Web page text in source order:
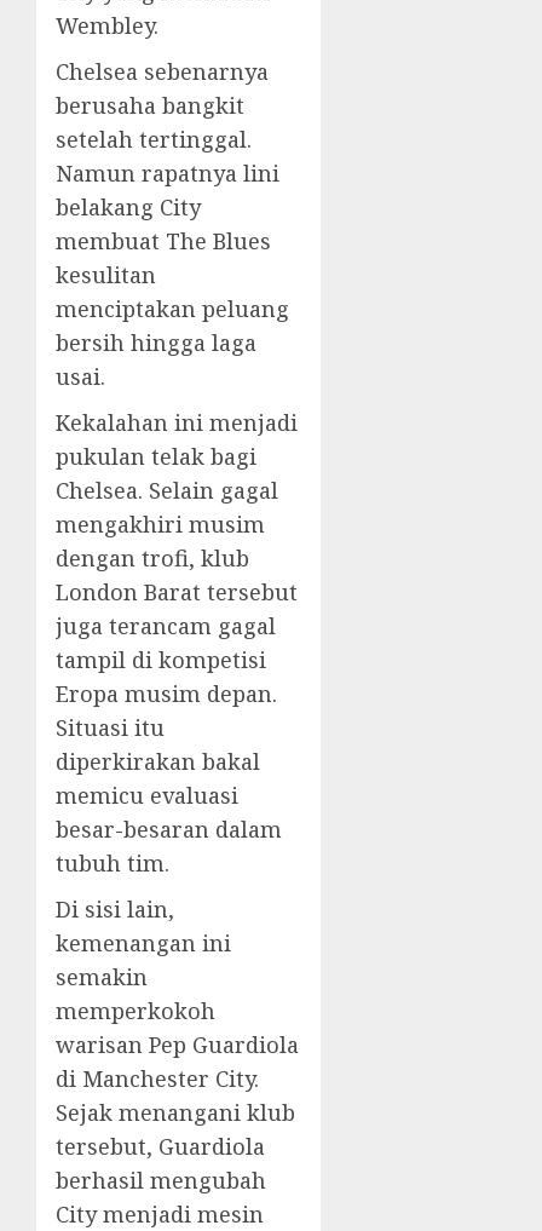
Wembley.
Chelsea sebenarnya
berusaha bangkit
setelah tertinggal.
Namun rapatnya lini
belakang City
membuat The Blues
kesulitan
menciptakan peluang
bersih hingga laga
usai.
Kekalahan ini menjadi
pukulan telak bagi
Chelsea. Selain gagal
mengakhiri musim
dengan trofi, klub
London Barat tersebut
juga terancam gagal
tampil di kompetisi
Eropa musim depan.
Situasi itu
diperkirakan bakal
memicu evaluasi
besar-besaran dalam
tubuh tim.
Di sisi lain,
kemenangan ini
semakin
memperkokoh
warisan Pep Guardiola
di Manchester City.
Sejak menangani klub
tersebut, Guardiola
berhasil mengubah
City menjadi mesin